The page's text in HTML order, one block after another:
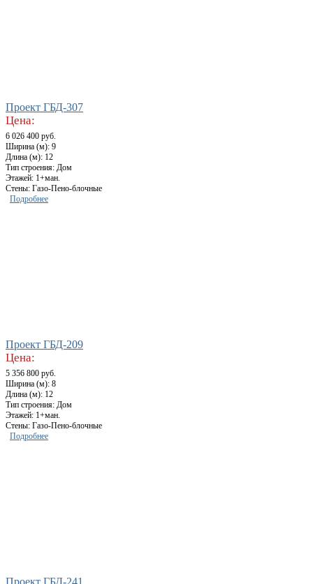
Проект ГБД-307
Цена:
6 026 400 руб.
Ширина (м): 9
Длина (м): 12
Тип строения: Дом
Этажей: 1+ман.
Стены: Газо-Пено-блочные
Подробнее
Проект ГБД-209
Цена:
5 356 800 руб.
Ширина (м): 8
Длина (м): 12
Тип строения: Дом
Этажей: 1+ман.
Стены: Газо-Пено-блочные
Подробнее